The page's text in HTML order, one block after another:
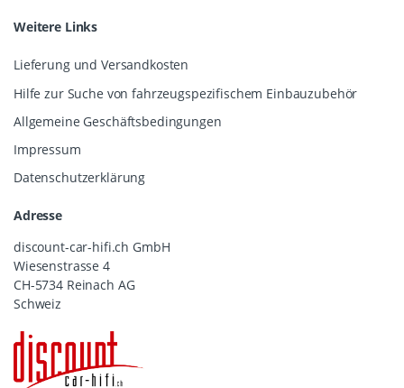
Weitere Links
Lieferung und Versandkosten
Hilfe zur Suche von fahrzeugspezifischem Einbauzubehör
Allgemeine Geschäftsbedingungen
Impressum
Datenschutzerklärung
Adresse
discount-car-hifi.ch GmbH
Wiesenstrasse 4
CH-5734 Reinach AG
Schweiz